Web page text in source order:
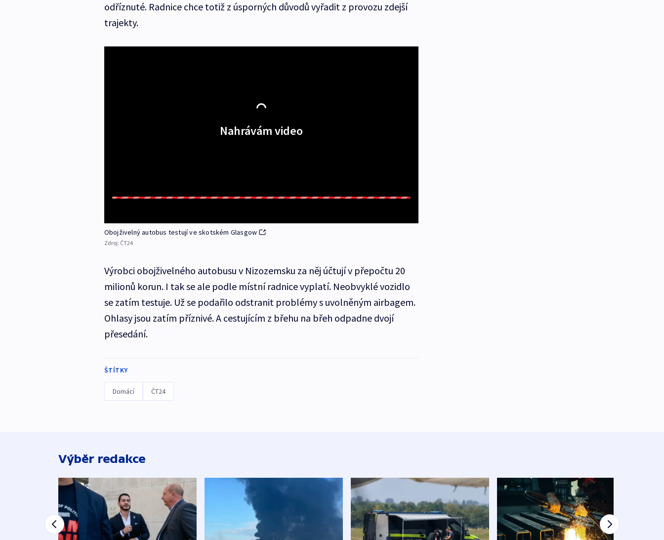
odříznuté. Radnice chce totiž z úsporných důvodů vyřadit z provozu zdejší
trajekty.
Nahrávám video
Obojživelný autobus testují ve skotském Glasgow
Zdroj: ČT24
Výrobci obojživelného autobusu v Nizozemsku za něj účtují v přepočtu 20
milionů korun. I tak se ale podle místní radnice vyplatí. Neobvyklé vozidlo
se zatím testuje. Už se podařilo odstranit problémy s uvolněným airbagem.
Ohlasy jsou zatím příznivé. A cestujícím z břehu na břeh odpadne dvojí
přesedání.
ŠTÍTKY
Domácí ČT24
Výběr redakce